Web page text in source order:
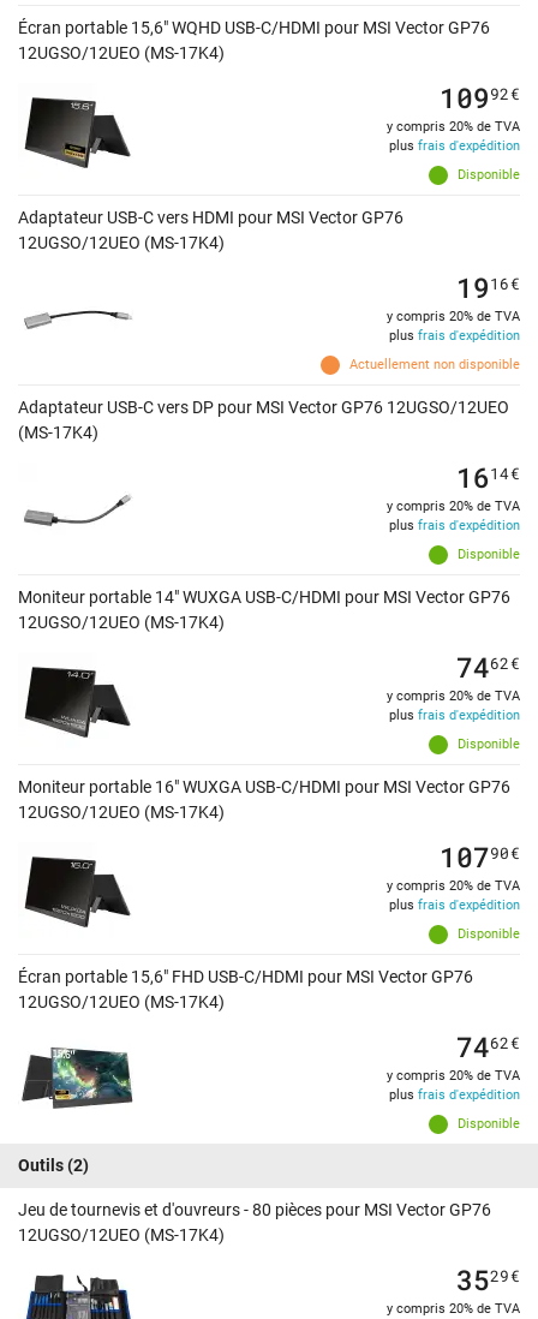
Écran portable 15,6" WQHD USB-C/HDMI pour MSI Vector GP76
12UGSO/12UEO (MS-17K4)
Disponible
10992€
y compris 20% de TVA
plus frais d'expédition
Adaptateur USB-C vers HDMI pour MSI Vector GP76
12UGSO/12UEO (MS-17K4)
Actuellement non disponible
1916€
y compris 20% de TVA
plus frais d'expédition
Adaptateur USB-C vers DP pour MSI Vector GP76 12UGSO/12UEO
(MS-17K4)
Disponible
1614€
y compris 20% de TVA
plus frais d'expédition
Moniteur portable 14" WUXGA USB-C/HDMI pour MSI Vector GP76
12UGSO/12UEO (MS-17K4)
Disponible
7462€
y compris 20% de TVA
plus frais d'expédition
Moniteur portable 16" WUXGA USB-C/HDMI pour MSI Vector GP76
12UGSO/12UEO (MS-17K4)
Disponible
10790€
y compris 20% de TVA
plus frais d'expédition
Écran portable 15,6" FHD USB-C/HDMI pour MSI Vector GP76
12UGSO/12UEO (MS-17K4)
Disponible
7462€
y compris 20% de TVA
plus frais d'expédition
Outils(2)
Jeu de tournevis et d'ouvreurs - 80 pièces pour MSI Vector GP76
12UGSO/12UEO (MS-17K4)
3529€
y compris 20% de TVA